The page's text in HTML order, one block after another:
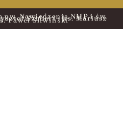
pw. Nawiedzenia NMP i św.
Szubert • ks. Mariusz
Paweł Śliwiński